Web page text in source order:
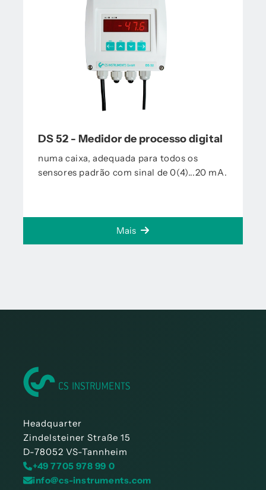
DS 52 - Medidor de processo digital
numa caixa, adequada para todos os
sensores padrão com sinal de 0(4)...20 mA.
Mais
Headquarter
Zindelsteiner Straße 15
D-78052 VS-Tannheim
+49 7705 978 99 0
info@cs-instruments.com